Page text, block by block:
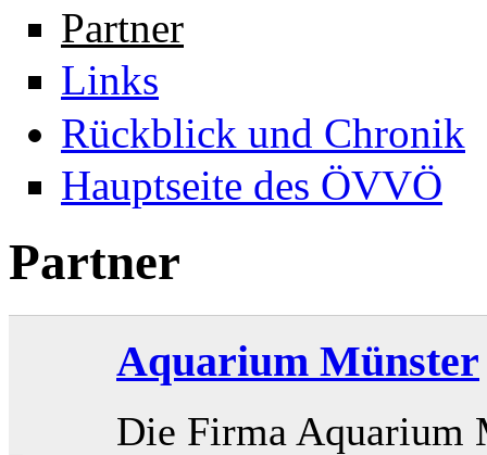
Partner
Links
Rückblick und Chronik
Hauptseite des ÖVVÖ
Partner
Aquarium Münster
Die Firma Aquarium